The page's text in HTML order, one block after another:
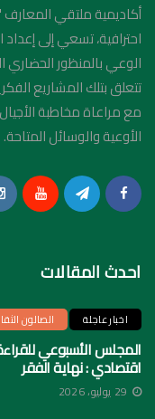
أكاديمية ملتقي المعارف
احترافية، تسعي إلى
الوعي بالمنظور الحضاري
تتعلق بتلك المشاريع
مع مراعاة مخاطبة
الأوعية والوسائل المتاحة.
احدث المقالات
اخبار عاجلة الصالون
المجلس الأسبوعي
اقتصادي : نهاية الفقر
29 يوليو، 2026